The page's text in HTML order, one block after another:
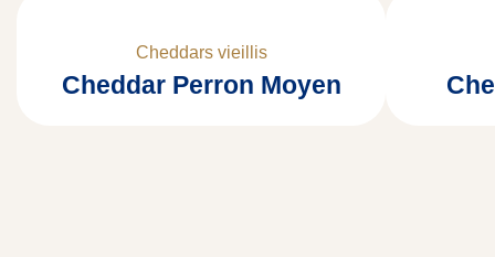
Cheddars vieillis
Cheddar Perron Moyen